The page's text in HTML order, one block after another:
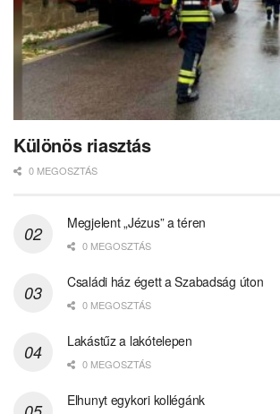
Különös riasztás
0 MEGOSZTÁS
Megjelent „Jézus” a téren
0 MEGOSZTÁS
Családi ház égett a Szabadság úton
0 MEGOSZTÁS
Lakástűz a lakótelepen
0 MEGOSZTÁS
Elhunyt egykori kollégánk